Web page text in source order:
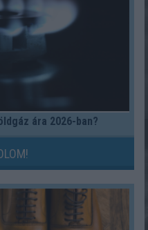
ára 2026-ban?